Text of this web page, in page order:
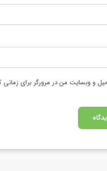
و وبسایت من در مرورگر برای